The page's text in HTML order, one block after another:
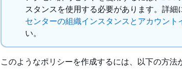
スタンスを使用する必要があります。詳細
センターの組織インスタンスとアカウント
い。
このようなポリシーを作成するには、以下の方法